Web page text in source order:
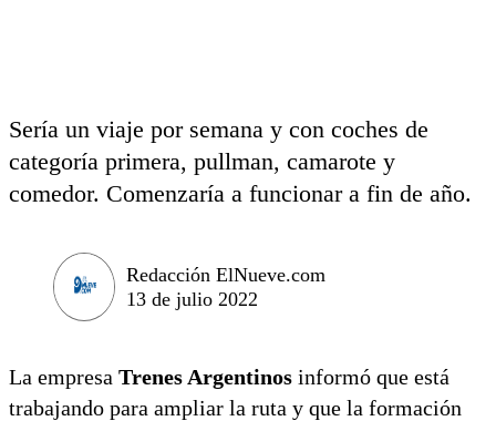
Sería un viaje por semana y con coches de
categoría primera, pullman, camarote y
comedor. Comenzaría a funcionar a fin de año.
Redacción ElNueve.com
13 de julio 2022
La empresa Trenes Argentinos informó que está
trabajando para ampliar la ruta y que la formación